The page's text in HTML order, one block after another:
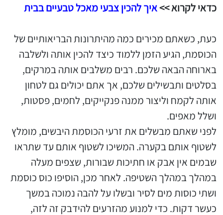
כדאי לקרוא >>איך להכין צבעי מאכל טבעיים בבית
כעת, כשאתם מכירים כמה מהיתרונות הבריאותיים של
הכוסמת, הגיע הזמן ללמוד כיצד להכין אותה ולשלבה
בארוחה הבאה שלכם. רבים משלבים אותה במרקים,
בסלטים ותבשילים שלכם, אך אתם יכולים גם לטחון
אותה לקמח וליצור ממנה פנקייקים, לחמים, פסטות,
ושלל מאפים.
לפני שאתם מבשלים את זרעי הכוסמת היבשים, מומלץ
לשטוף אותם בקערה. המשיכו לשטוף אותם עד שתראו
שבמים אין אבק או חתיכות שבורות, שצפים מעלה
במהלך במהלך השטיפה. לאחר מכן, הוסיפו כוס כוסמת
ושתי כוסות מים לסיר ובשלו על להבה נמוכה במשך
כעשר דקות. כדי למנוע מהזרעים להידבק זה לזה,